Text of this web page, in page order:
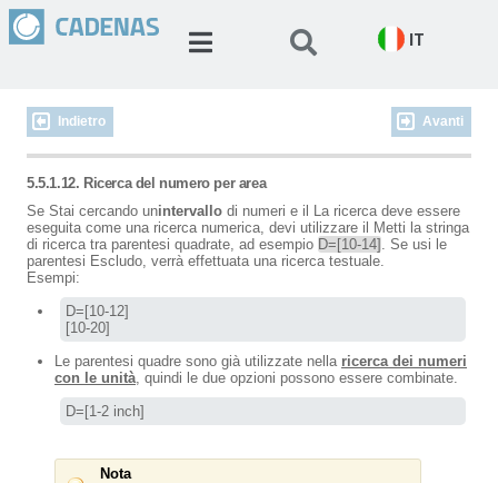
IT
Indietro Avanti
5.5.1.12. Ricerca del numero per area
Se Stai cercando unintervallo di numeri e il La ricerca deve essere
eseguita come una ricerca numerica, devi utilizzare il Metti la stringa
di ricerca tra parentesi quadrate, ad esempio D=[10-14] . Se usi le
parentesi Escludo, verrà effettuata una ricerca testuale.
Esempi:
D=[10-12]
[10-20]
Le parentesi quadre sono già utilizzate nella ricerca dei numeri
con le unità, quindi le due opzioni possono essere combinate.
D=[1-2 inch]
Nota